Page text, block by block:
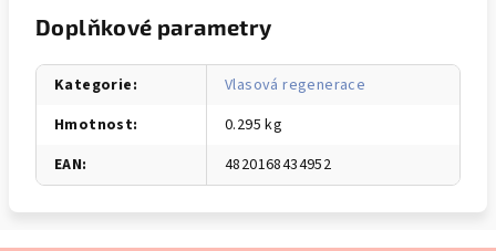
Doplňkové parametry
Kategorie:
Vlasová regenerace
Hmotnost:
0.295 kg
EAN: 4820168434952